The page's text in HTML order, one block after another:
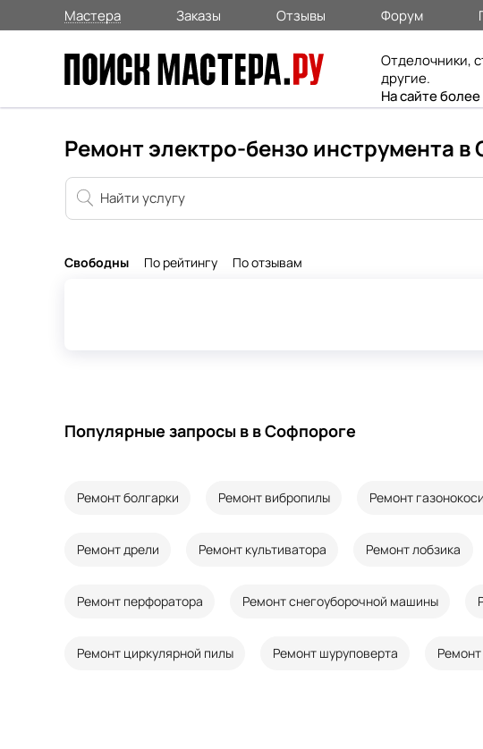
Мастера Заказы Отзывы Форум
Отделочники,
другие.
На сайте
Ремонт электро-бензо инструмента
Свободны По рейтингу По отзывам
Популярные запросы в в Софпороге
Ремонт болгарки Ремонт вибропилы Ремонт
Ремонт дрели Ремонт культиватора Ремонт лобзика
Ремонт перфоратора Ремонт снегоуборочной машины
Ремонт циркулярной пилы Ремонт шуруповерта